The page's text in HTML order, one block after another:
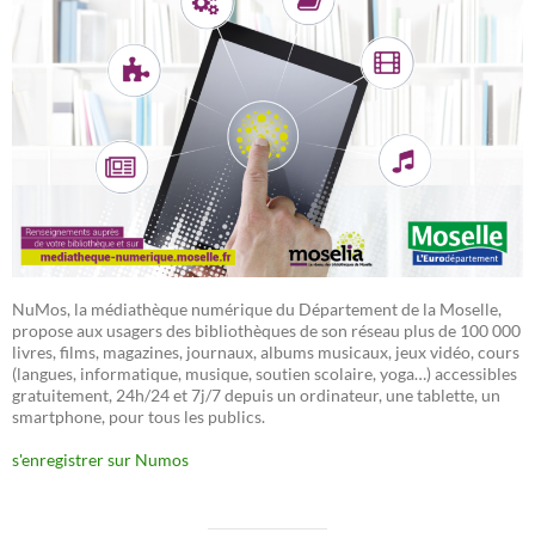
NuMos, la médiathèque numérique du Département de la Moselle,
propose aux usagers des bibliothèques de son réseau plus de 100 000
livres, films, magazines, journaux, albums musicaux, jeux vidéo, cours
(langues, informatique, musique, soutien scolaire, yoga…) accessibles
gratuitement, 24h/24 et 7j/7 depuis un ordinateur, une tablette, un
smartphone, pour tous les publics.
s'enregistrer sur Numos